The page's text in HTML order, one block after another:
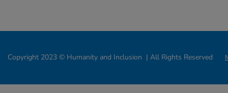
Copyright 2023 © Humanity and Inclusion | All Rights Reserved